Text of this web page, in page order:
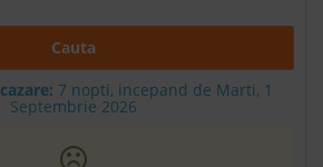
Cauta
cazare: 7 nopti, incepand de Marti, 1
Septembrie 2026